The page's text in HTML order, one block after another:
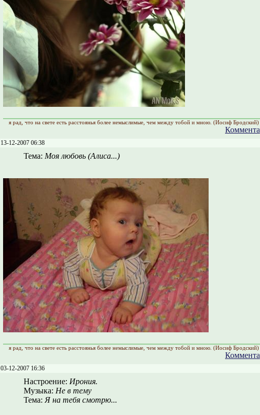
я рад, что на свете есть расстоянья более немыслимые, чем между тобой и мною. (Иосиф Бродский)
13-12-2007 06:38
Тема: Моя любовь (Алиса...)
я рад, что на свете есть расстоянья более немыслимые, чем между тобой и мною. (Иосиф Бродский)
03-12-2007 16:36
Настроение: Ирония.
Музыка: Не в тему
Тема: Я на тебя смотрю...